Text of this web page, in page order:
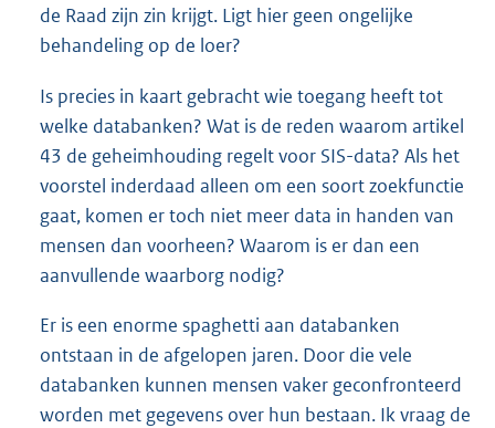
de Raad zijn zin krijgt. Ligt hier geen ongelijke
behandeling op de loer?
Is precies in kaart gebracht wie toegang heeft tot
welke databanken? Wat is de reden waarom artikel
43 de geheimhouding regelt voor SIS-data? Als het
voorstel inderdaad alleen om een soort zoekfunctie
gaat, komen er toch niet meer data in handen van
mensen dan voorheen? Waarom is er dan een
aanvullende waarborg nodig?
Er is een enorme spaghetti aan databanken
ontstaan in de afgelopen jaren. Door die vele
databanken kunnen mensen vaker geconfronteerd
worden met gegevens over hun bestaan. Ik vraag de